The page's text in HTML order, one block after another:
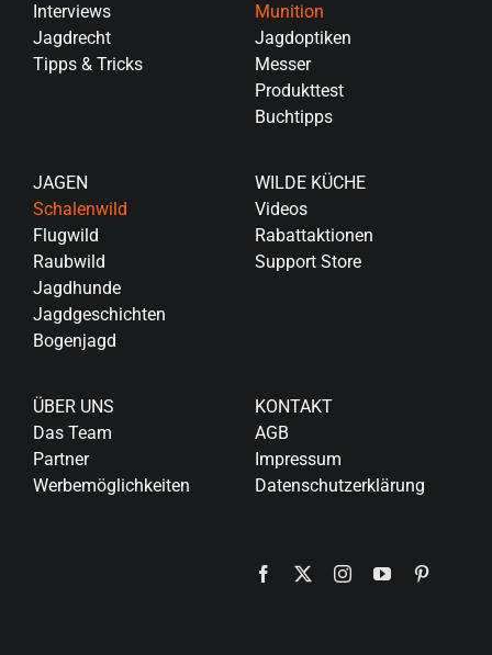
Interviews
Jagdrecht
Tipps & Tricks
Munition
Jagdoptiken
Messer
Produkttest
Buchtipps
JAGEN
Schalenwild
Flugwild
Raubwild
Jagdhunde
Jagdgeschichten
Bogenjagd
WILDE KÜCHE
Videos
Rabattaktionen
Support Store
ÜBER UNS
Das Team
Partner
Werbemöglichkeiten
KONTAKT
AGB
Impressum
Datenschutzerklärung